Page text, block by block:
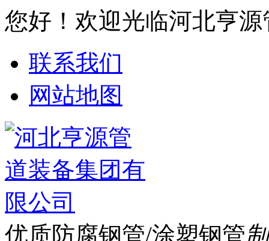
您好！欢迎光临河北亨
联系我们
网站地图
优质防腐钢管/涂塑钢管